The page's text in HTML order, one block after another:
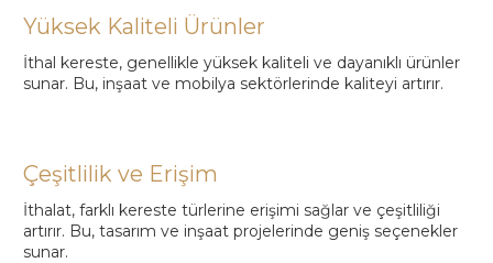
Yüksek Kaliteli Ürünler
İthal kereste, genellikle yüksek kaliteli ve dayanıklı ürünler
sunar. Bu, inşaat ve mobilya sektörlerinde kaliteyi artırır.
Çeşitlilik ve Erişim
İthalat, farklı kereste türlerine erişimi sağlar ve çeşitliliği
artırır. Bu, tasarım ve inşaat projelerinde geniş seçenekler
sunar.